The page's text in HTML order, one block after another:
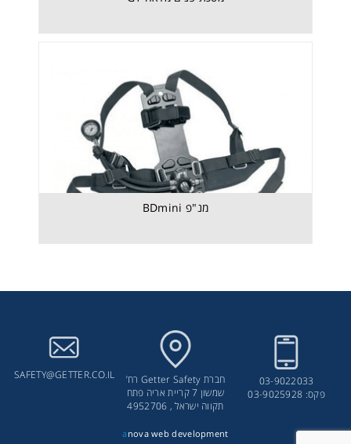
מנ"פ BDmini
03-9022033
פקס: 03-9025928
חברת Getter Safety רח’
שמשון 7 קריית אריה פתח
תקווה ישראל , 4952706
SAFETY@GETTER.CO.IL
a nova web development
מנ"פ BDmini